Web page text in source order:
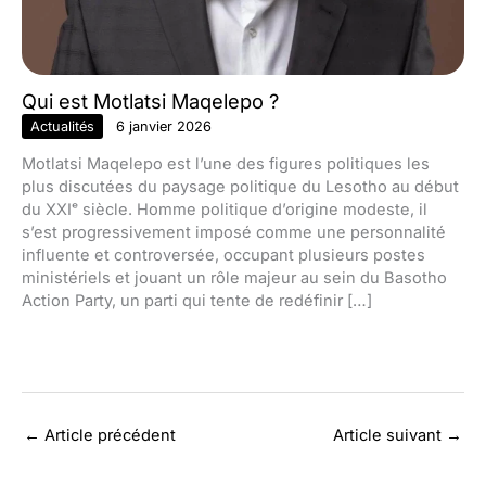
Qui est Motlatsi Maqelepo ?
Actualités 6 janvier 2026
Motlatsi Maqelepo est l’une des figures politiques les
plus discutées du paysage politique du Lesotho au début
du XXIᵉ siècle. Homme politique d’origine modeste, il
s’est progressivement imposé comme une personnalité
influente et controversée, occupant plusieurs postes
ministériels et jouant un rôle majeur au sein du Basotho
Action Party, un parti qui tente de redéfinir […]
← Article précédent Article suivant →